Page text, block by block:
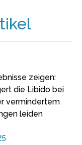
zeigen:
die Libido bei
vermindertem
leiden